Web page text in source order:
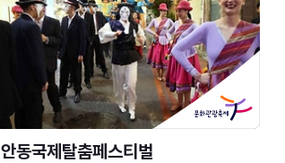
안동국제탈춤페스티벌